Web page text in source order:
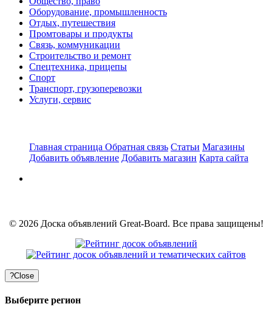
Оборудование, промышленность
Отдых, путешествия
Промтовары и продукты
Связь, коммуникации
Строительство и ремонт
Спецтехника, прицепы
Спорт
Транспорт, грузоперевозки
Услуги, сервис
Главная страница Обратная связь Статьи Магазины
Добавить объявление Добавить магазин Карта сайта
© 2026 Доска объявлений Great-Board. Все права защищены!
?Close
Выберите регион